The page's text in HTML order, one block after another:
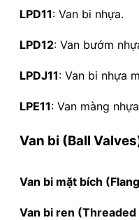
LPD11: Van bi nhựa.
LPD12: Van bướm
LPDJ11: Van bi nhựa
LPE11: Van màng
Van bi (Ball
Van bi mặt bích
Van bi ren (Threaded